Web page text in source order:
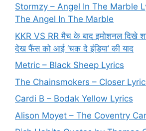
Stormzy – Angel In The Marble
The Angel In The Marble
KKR VS RR मैच के बाद इमोशनल दिखे
देख फैंस को आई ‘चक दे इंडिया’ की याद
Metric – Black Sheep Lyrics
The Chainsmokers – Closer
Cardi B – Bodak Yellow Lyrics
Alison Moyet – The Coventry